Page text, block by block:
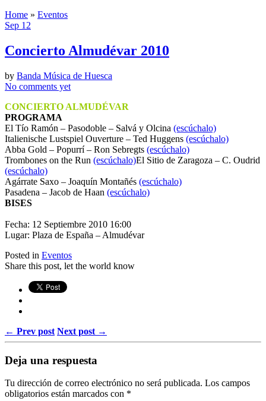
Home » Eventos
Sep 12
Concierto Almudévar 2010
by Banda Música de Huesca
No comments yet
CONCIERTO ALMUDÉVAR
PROGRAMA
El Tío Ramón – Pasodoble – Salvá y Olcina (escúchalo)
Italienische Lustspiel Ouverture – Ted Huggens (escúchalo)
Abba Gold – Popurrí – Ron Sebregts (escúchalo)
Trombones on the Run (escúchalo)El Sitio de Zaragoza – C. Oudrid
(escúchalo)
Agárrate Saxo – Joaquín Montañés (escúchalo)
Pasadena – Jacob de Haan (escúchalo)
BISES
Fecha: 12 Septiembre 2010 16:00
Lugar: Plaza de España – Almudévar
Posted in Eventos
Share this post, let the world know
← Prev post Next post →
Deja una respuesta
Tu dirección de correo electrónico no será publicada. Los campos
obligatorios están marcados con *